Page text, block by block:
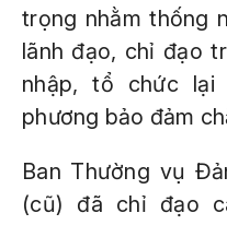
trọng nhằm thống
lãnh đạo, chỉ đạo
nhập, tổ chức
phương bảo đảm
Ban Thường vụ
(cũ) đã chỉ đạo